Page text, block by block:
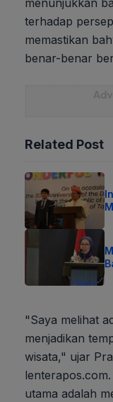
terhadap
memastikan
benar-benar
Related Post
"Saya melihat
menjadikan
wisata," ujar
utama adalah